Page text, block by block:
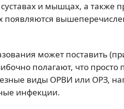
и мышцах, а также
появляются
может поставить
полагают, что просто
виды ОРВИ или ОРЗ,
инфекции.